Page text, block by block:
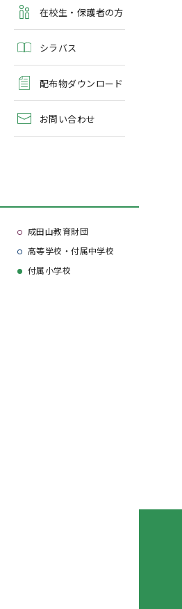
学校案内・資料請求
在校生・保護者の方
シラバス
配布物ダウンロード
お問い合わせ
成田山教育財団
高等学校・付属中学校
付属小学校